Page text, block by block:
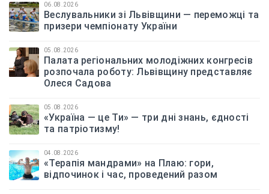
06.08.2026
Веслувальники зі Львівщини — переможці та
призери чемпіонату України
05.08.2026
Палата регіональних молодіжних конгресів
розпочала роботу: Львівщину представляє
Олеся Садова
05.08.2026
«Україна — це Ти» — три дні знань, єдності
та патріотизму!
04.08.2026
«Терапія мандрами» на Плаю: гори,
відпочинок і час, проведений разом